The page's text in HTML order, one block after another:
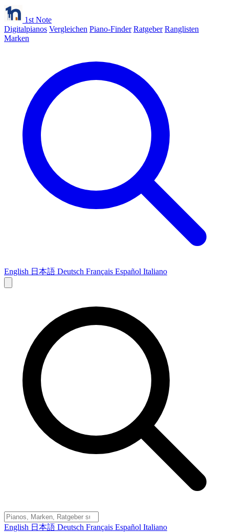
1st Note
Digitalpianos Vergleichen Piano-Finder Ratgeber Ranglisten
Marken
English 日本語 Deutsch Français Español Italiano
English 日本語 Deutsch Français Español Italiano